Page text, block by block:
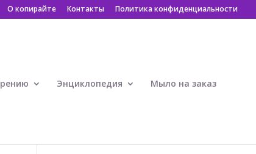
О копирайте Контакты Политика конфиденциальности
Энциклопедия Мыло на заказ